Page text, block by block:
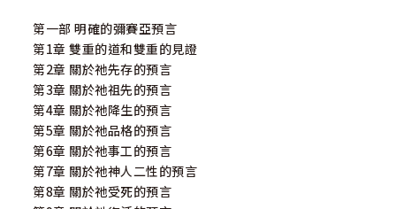
第一部 明確的彌賽亞預言
第1章 雙重的道和雙重的見證
第2章 關於祂先存的預言
第3章 關於祂祖先的預言
第4章 關於祂降生的預言
第5章 關於祂品格的預言
第6章 關於祂事工的預言
第7章 關於祂神人二性的預言
第8章 關於祂受死的預言